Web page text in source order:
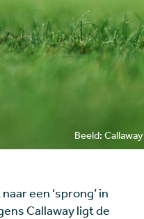
Beeld: Callaway
een ‘sprong’ in
Callaway ligt de